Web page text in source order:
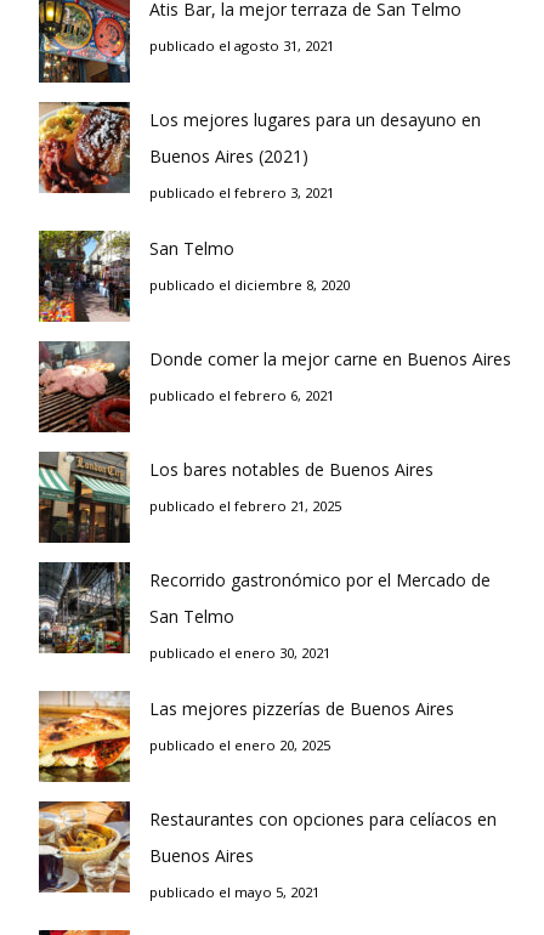
Atis Bar, la mejor terraza de San Telmo
publicado el agosto 31, 2021
Los mejores lugares para un desayuno en
Buenos Aires (2021)
publicado el febrero 3, 2021
San Telmo
publicado el diciembre 8, 2020
Donde comer la mejor carne en Buenos Aires
publicado el febrero 6, 2021
Los bares notables de Buenos Aires
publicado el febrero 21, 2025
Recorrido gastronómico por el Mercado de
San Telmo
publicado el enero 30, 2021
Las mejores pizzerías de Buenos Aires
publicado el enero 20, 2025
Restaurantes con opciones para celíacos en
Buenos Aires
publicado el mayo 5, 2021